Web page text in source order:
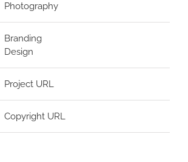
Photography
Branding
Design
Project URL
Copyright URL